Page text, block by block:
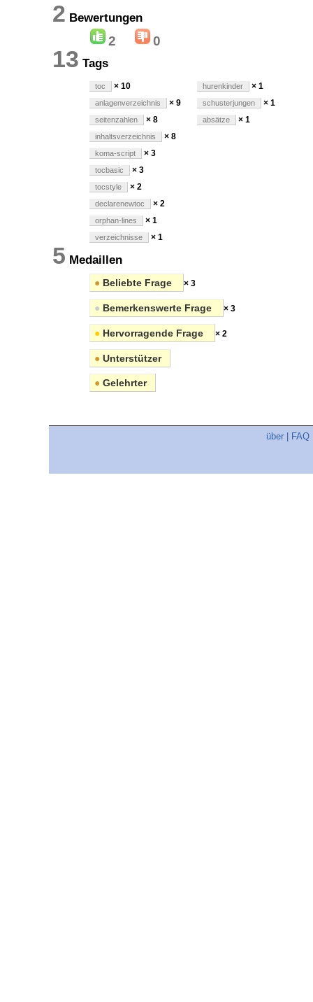
2 Bewertungen
2 0
13 Tags
toc × 10
anlagenverzeichnis × 9
seitenzahlen × 8
inhaltsverzeichnis × 8
koma-script × 3
tocbasic × 3
tocstyle × 2
declarenewtoc × 2
orphan-lines × 1
verzeichnisse × 1
hurenkinder × 1
schusterjungen × 1
absätze × 1
5 Medaillen
● Beliebte Frage × 3
● Bemerkenswerte Frage × 3
● Hervorragende Frage × 2
● Unterstützer
● Gelehrter
über FAQ